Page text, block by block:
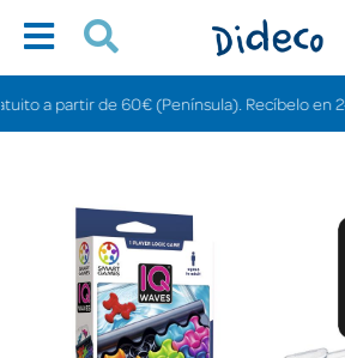
partir de 60€ (Península). Recíbelo en 24/